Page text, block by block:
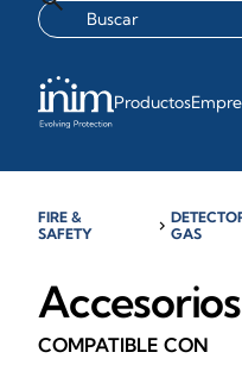
Productos
FIRE &
SAFETY
chevron_rightGAS
COMPATIBLE CON